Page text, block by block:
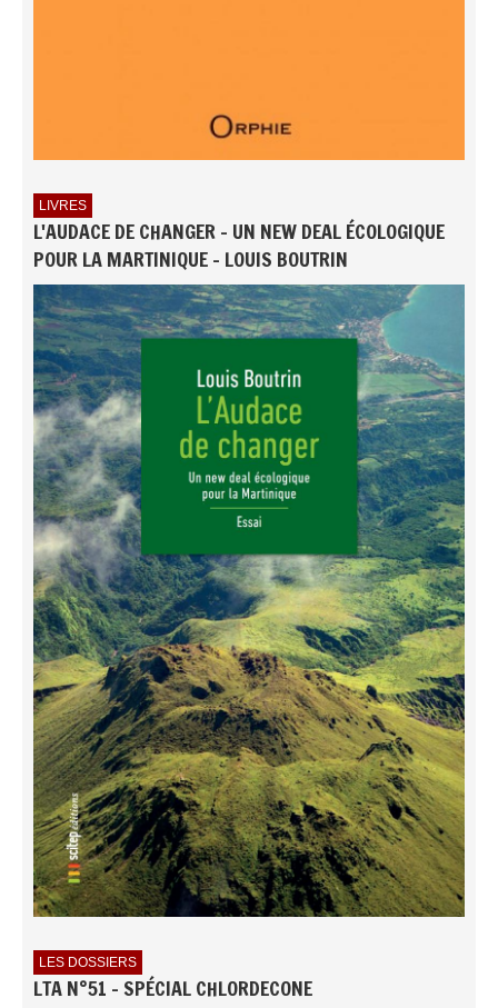
LIVRES
L'AUDACE DE CHANGER - UN NEW DEAL ÉCOLOGIQUE
POUR LA MARTINIQUE - LOUIS BOUTRIN
LES DOSSIERS
LTA N°51 - SPÉCIAL CHLORDECONE